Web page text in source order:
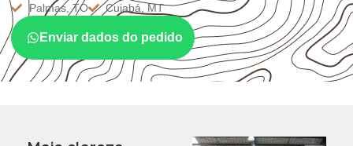
Palmas, TO
Cuiabá, MT
Enviar dados do pedido